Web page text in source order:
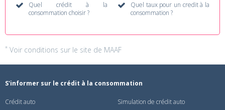
Quel crédit à la
consommation choisir ?
Quel taux pour un credit à la
consommation ?
* Voir conditions sur le site de MAAF
S'informer sur le crédit à la consommation
Crédit auto
Simulation de crédit auto